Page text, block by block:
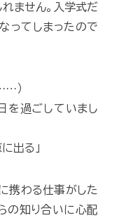
ません。入学式だ
ってしまったので
）
を過ごしていまし
出る」
携わる仕事がした
の知り合いに心配